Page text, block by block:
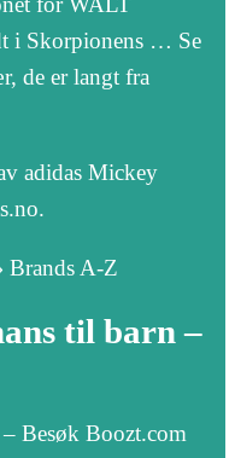
i Skorpionens … Se
de er langt fra
adidas Mickey
Brands A-Z
til barn –
Besøk Boozt.com